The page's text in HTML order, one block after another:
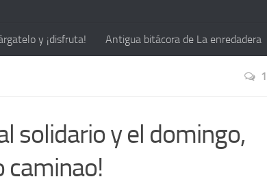
y ¡disfruta! Antigua bitácora de La enredadera
1
solidario y el domingo,
caminao!